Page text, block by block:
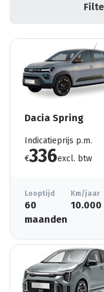
Dacia Spring
Indicatieprijs p.m.
€336excl. btw
Looptijd
60
maanden
Km/jaar
10.000